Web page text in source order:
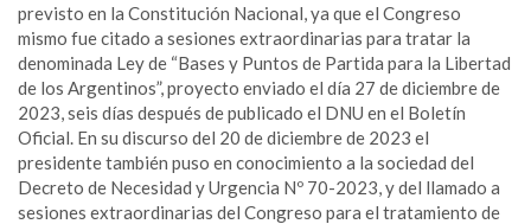
previsto en la Constitución Nacional, ya que el Congreso
mismo fue citado a sesiones extraordinarias para tratar la
denominada Ley de “Bases y Puntos de Partida para la Libertad
de los Argentinos”, proyecto enviado el día 27 de diciembre de
2023, seis días después de publicado el DNU en el Boletín
Oficial. En su discurso del 20 de diciembre de 2023 el
presidente también puso en conocimiento a la sociedad del
Decreto de Necesidad y Urgencia Nº 70-2023, y del llamado a
sesiones extraordinarias del Congreso para el tratamiento de